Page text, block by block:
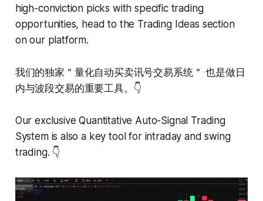
high-conviction picks with specific trading
opportunities, head to the Trading Ideas section
on our platform.
我们的独家＂量化自动买卖讯号交易系统＂ 也是做日
内与波段交易的重要工具。👇
Our exclusive Quantitative Auto-Signal Trading
System is also a key tool for intraday and swing
trading. 👇